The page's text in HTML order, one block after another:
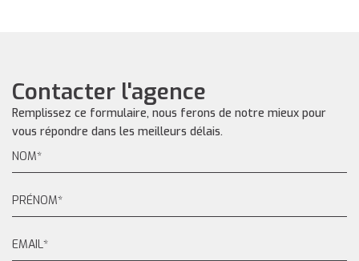
Contacter l'agence
Remplissez ce formulaire, nous ferons de notre mieux pour
vous répondre dans les meilleurs délais.